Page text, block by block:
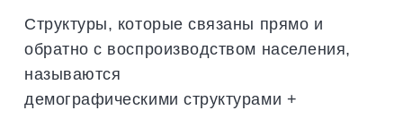
Структуры, которые связаны прямо и
обратно с воспроизводством населения,
называются
демографическими структурами +